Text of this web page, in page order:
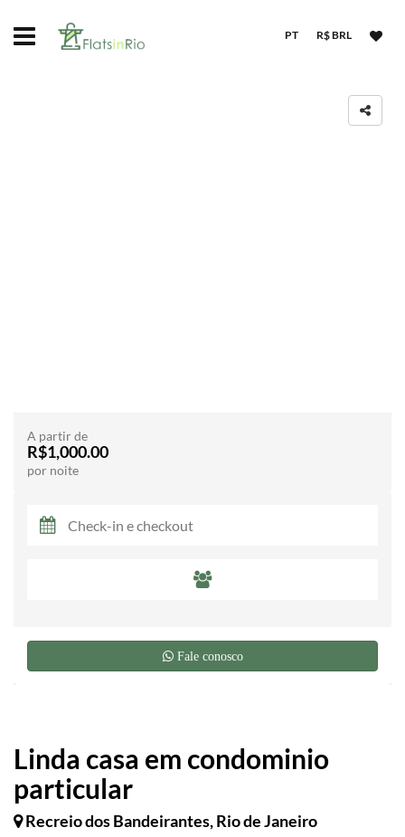
PT R$ BRL
Linda casa em condominio
particular
Recreio dos Bandeirantes, Rio de Janeiro
A partir de
R$1,000.00
por noite
Fale conosco